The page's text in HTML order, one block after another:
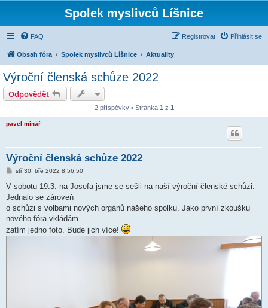
Spolek myslivců Líšnice
FAQ Přihlásit se
Registrovat
Obsah fóra Spolek myslivců Líšnice Aktuality
Výroční členská schůze 2022
Odpovědět
2 příspěvky • Stránka 1 z 1
pavel minář
Výroční členská schůze 2022
P
í
p
ě
e
k
stř 30. bře 2022 8:56:50
V sobotu 19.3. na Josefa jsme se sešli na naší výroční členské schůzi.
Jednalo se zároveň
o schůzi s volbami nových orgánů našeho spolku. Jako první zkoušku
nového fóra vkládám
zatím jedno foto. Bude jich více!